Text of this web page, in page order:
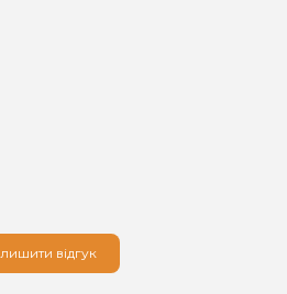
відгук